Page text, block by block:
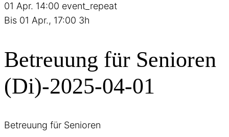
01 Apr. 14:00 event_repeat
Bis 01 Apr., 17:00 3h
Betreuung für Senioren
(Di)-2025-04-01
Betreuung für Senioren